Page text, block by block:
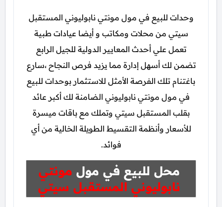
وحدات للبيع في مول مونتي نابوليوني المستقبل
سيتي من محلات ومكاتب و أيضا عيادات طبية
تعمل علي أحدث المعايير الدولية للجيل الرابع
تضمن لك أسهل إدارة مما يزيد فرص النجاح ،سارع
باغتنام تلك الفرصة الأمثل للاستثمار بوحدات للبيع
في مول مونتي نابوليوني الضامنة لك أكبر عائد
بقلب المستقبل سيتي وتملك مع باقات ميسرة
للأسعار وأنظمة التقسيط الطويلة الخالية من أي
فوائد.
محل للبيع في مول مونتي
نابوليوني المستقبل سيتي